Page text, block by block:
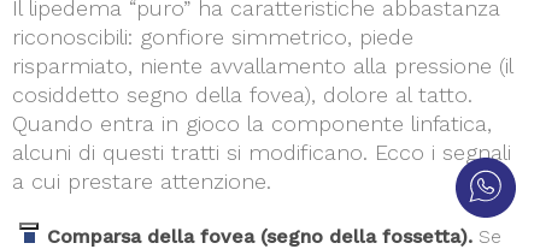
Il lipedema “puro” ha caratteristiche abbastanza
riconoscibili: gonfiore simmetrico, piede
risparmiato, niente avvallamento alla pressione (il
cosiddetto segno della fovea), dolore al tatto.
Quando entra in gioco la componente linfatica,
alcuni di questi tratti si modificano. Ecco i segnali
a cui prestare attenzione.
Comparsa della fovea (segno della fossetta). Se